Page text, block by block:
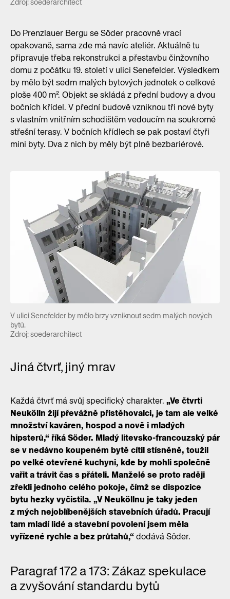
Do Prenzlauer Bergu se Söder pracovně vrací
opakovaně, sama zde má navíc ateliér. Aktuálně tu
připravuje třeba rekonstrukci a přestavbu činžovního
domu z počátku 19. století v ulici Senefelder. Výsledkem
by mělo být sedm malých bytových jednotek o celkové
ploše 400 m². Objekt se skládá z přední budovy a dvou
bočních křídel. V přední budově vzniknou tři nové byty
s vlastním vnitřním schodištěm vedoucím na soukromé
střešní terasy. V bočních křídlech se pak postaví čtyři
mini byty. Dva z nich by měly být plně bezbariérové.
V ulici Senefelder by mělo brzy vzniknout sedm malých nových
bytů.
Zdroj: soederarchitect
Jiná čtvrť, jiný mrav
Každá čtvrť má svůj specifický charakter. „Ve čtvrti
Neukölln žijí převážně přistěhovalci, je tam ale velké
množství kaváren, hospod a nově i mladých
hipsterů,“ říká Söder. Mladý litevsko-francouzský pár
se v nedávno koupeném bytě cítil stísněně, toužil
po velké otevřené kuchyni, kde by mohli společně
vařit a trávit čas s přáteli. Manželé se proto raději
zřekli jednoho celého pokoje, čímž se dispozice
bytu hezky vyčistila. „V Neuköllnu je taky jeden
z mých nejoblíbenějších stavebních úřadů. Pracují
tam mladí lidé a stavební povolení jsem měla
vyřízené rychle a bez průtahů,“dodává Söder.
Paragraf 172 a 173: Zákaz spekulace
a zvyšování standardu bytů